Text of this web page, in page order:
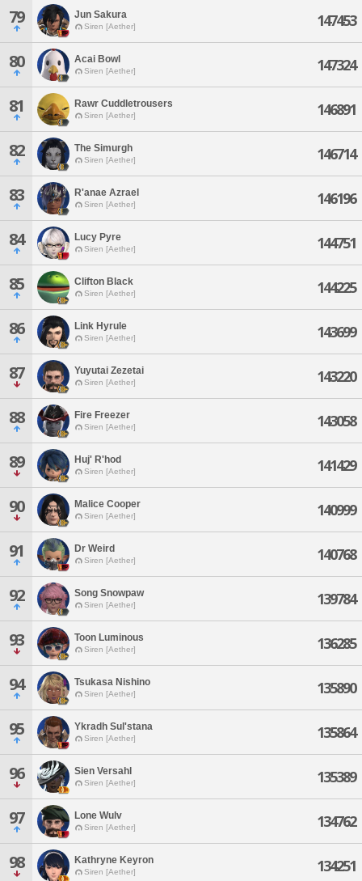
79 Jun Sakura
Siren [Aether] 147453
80 Acai Bowl
Siren [Aether] 147324
81 Rawr Cuddletrousers
Siren [Aether] 146891
82 The Simurgh
Siren [Aether] 146714
83 R'anae Azrael
Siren [Aether] 146196
84 Lucy Pyre
Siren [Aether] 144751
85 Clifton Black
Siren [Aether] 144225
86 Link Hyrule
Siren [Aether] 143699
87 Yuyutai Zezetai
Siren [Aether] 143220
88 Fire Freezer
Siren [Aether] 143058
89 Huj' R'hod
Siren [Aether] 141429
90 Malice Cooper
Siren [Aether] 140999
91 Dr Weird
Siren [Aether] 140768
92 Song Snowpaw
Siren [Aether] 139784
93 Toon Luminous
Siren [Aether] 136285
94 Tsukasa Nishino
Siren [Aether] 135890
95 Ykradh Sul'stana
Siren [Aether] 135864
96 Sien Versahl
Siren [Aether] 135389
97 Lone Wulv
Siren [Aether] 134762
98 Kathryne Keyron
Siren [Aether] 134251